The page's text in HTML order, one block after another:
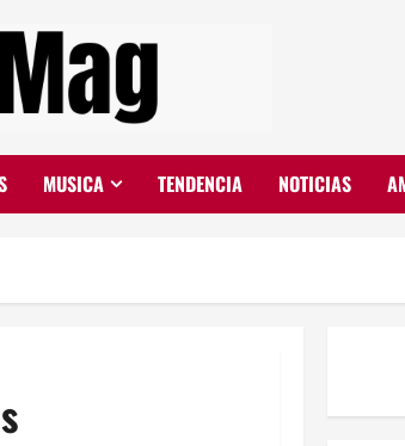
MUSICA TENDENCIA NOTICIAS